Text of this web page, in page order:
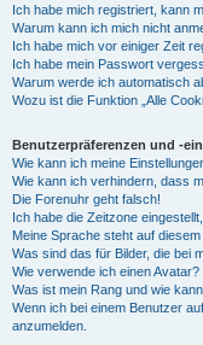
Ich habe mich registriert, kann
Warum kann ich mich nicht
Ich habe mich vor einiger Zeit
Ich habe mein Passwort
Warum werde ich automatisch
Wozu ist die Funktion „Alle
Benutzerpräferenzen und -
Wie kann ich meine
Wie kann ich verhindern, dass
Die Forenuhr geht falsch!
Ich habe die Zeitzone
Meine Sprache steht auf
Was sind das für Bilder, die bei
Wie verwende ich einen Avatar?
Was ist mein Rang und wie
Wenn ich bei einem Benutzer
anzumelden.